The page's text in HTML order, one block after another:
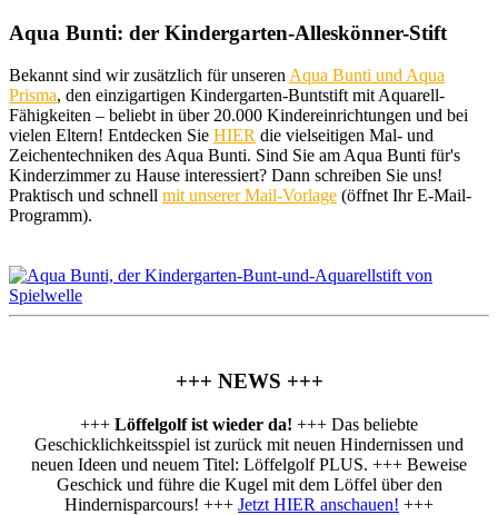
Aqua Bunti: der Kindergarten-Alleskönner-Stift
Bekannt sind wir zusätzlich für unseren Aqua Bunti und Aqua
Prisma, den einzigartigen Kindergarten-Buntstift mit Aquarell-
Fähigkeiten – beliebt in über 20.000 Kindereinrichtungen und bei
vielen Eltern! Entdecken Sie HIER die vielseitigen Mal- und
Zeichentechniken des Aqua Bunti. Sind Sie am Aqua Bunti für's
Kinderzimmer zu Hause interessiert? Dann schreiben Sie uns!
Praktisch und schnell mit unserer Mail-Vorlage (öffnet Ihr E-Mail-
Programm).
+++ NEWS +++
+++ Löffelgolf ist wieder da! +++ Das beliebte
Geschicklichkeitsspiel ist zurück mit neuen Hindernissen und
neuen Ideen und neuem Titel: Löffelgolf PLUS. +++ Beweise
Geschick und führe die Kugel mit dem Löffel über den
Hindernisparcours! +++ Jetzt HIER anschauen! +++